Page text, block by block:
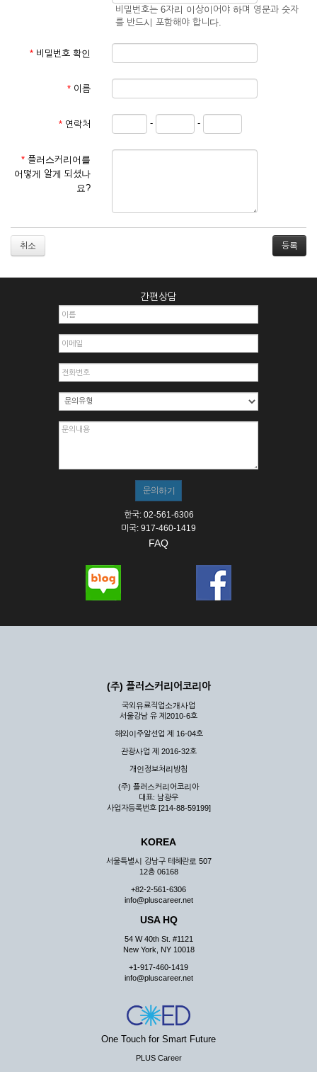
제3조 (약관의 외 준칙)
관계법령의 규정에 따릅니다.
① 서비스 이용계약은 서비스 이용 희망자가 본 약관에 동의한
를 심사, 승낙함으로써 성립하며, 회사는 신청자의 실명 확인 절
차를 밟을 수 있습니다.
② 회원가입시 입력한 ID는 변경할 수 없으며, 회원 1인당 한 개
의 ID가 발급됩니다. 부득이한 경우로 인해 변경하고자 하는 경
거절하거나 취소할 수 있으며, 실명으로 등록하지 않은 자의 일
2. 개인정보를 허위로 기재하여 신청할 경우
3. 경쟁 관게에 있는 이용자가 신청할 경우
4. 타인의 서비스 이용을 방해하거나, 정보를 도용한 경우
6. 이용자가 영업활동 또는 부정한 용도로 본 서비스를 이용할
7. 회사의 정보를 사전 승낙 없이 전재, 변조, 복사하여 이용하
8. 기타 회사가 정한 제반 사항을 위반하며 신청하는 경우
제5조 (서비스의 이용 및 중지)
② 시스템 점검, 교체 및 고장, 기술적인 이유, 국가비상사태, 정
스가 불가능할 경우 회사는 사전 공지나 예고 없이 서비스의 전
부 또는 일부를 일시적 또는 영구적으로 중지할 수 있습니다.
③ 기타 회사는 서비스를 제공할 수 없는 합당한 사유가 발생한
④ 회사는 제 2항 및 제 3항의 사유로 서비스의 제공이 일시적
여 배상하지 않습니다.
제3장 권리 및 의무
공할 수 있도록 최선의 노력을 다하여야 합니다.
게 누설, 배포하여서는 안됩니다. 다만, 관계법령에 의하여 국가
기관 등의 합법적인 요구가 있는 경우에는 해당 되지 않습니다.
③ 회사는 이용자로부터 제기되는 의견이나 불만이 정당하다고
인정할 경우에는 즉시 처리하여야 하며, 즉시 처리가 곤란한 경
우 그 처리를 위해 노력해야 합니다.
제7조 (회원의 의무)
① 회원은 ID와 비밀 번호에 관한 모든 관리의 책임이 있으며
② 회원은 이용신청서의 기재내용 중 변경된 내용이 있는 경우
서비스를 통하여 그 내용을 회사에 통지하여야 합니다.
③ 다른 회원의 ID와 비밀번호를 부당하게 사용하는 행위를
④ 회원은 회사의 서비스에서 타 사이트의 홍보행위를 하지 않
아야 하며 공공질서나 미풍약속에 위배되는 내용 혹은 저작권을
리 행위도 할 수 없습니다.
사가 통지하는 사항을 준수하여야 하며, 기타 회사의 업무에 방
해되는 행위를 하여서는 아니 됩니다.
제8조 (회원의 관리)
① 회원은 언제든 이 약관에 대한 동의를 철회할 수 있습니다.
비밀번호는 6자리 이상이어야 하며 영문과 숫자
를 반드시 포함해야 합니다.
* 비밀번호 확인
* 이름
* 연락처 - -
* 플러스커리어를
어떻게 알게 되셨나
요?
취소
간편상담
한국: 02-561-6306
미국: 917-460-1419
FAQ
(주) 플러스커리어코리아
국외유료직업소개사업
서울강남 유 제2010-6호
해외이주알선업 제 16-04호
관광사업 제 2016-32호
개인정보처리방침
(주) 플러스커리어코리아
대표: 남광우
사업자등록번호 [214-88-59199]
KOREA
서울특별시 강남구 테헤란로 507
12층 06168
+82-2-561-6306
info@pluscareer.net
USA HQ
54 W 40th St. #1121
New York, NY 10018
+1-917-460-1419
info@pluscareer.net
One Touch for Smart Future
PLUS Career